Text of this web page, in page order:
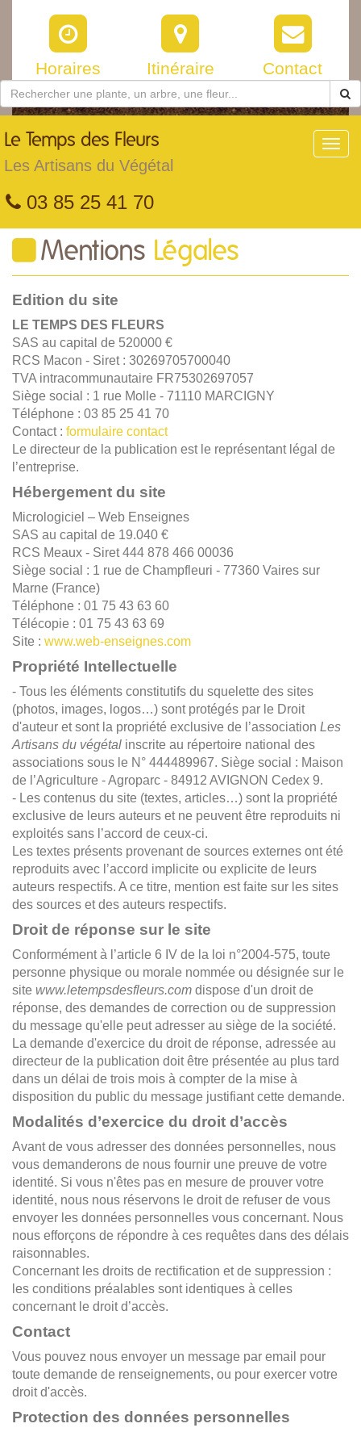
Horaires Itinéraire Contact
Le Temps des Fleurs
Les Artisans du Végétal
03 85 25 41 70
Mentions Légales
Edition du site
LE TEMPS DES FLEURS
SAS au capital de 520000 €
RCS Macon - Siret : 30269705700040
TVA intracommunautaire FR75302697057
Siège social : 1 rue Molle - 71110 MARCIGNY
Téléphone : 03 85 25 41 70
Contact : formulaire contact
Le directeur de la publication est le représentant légal de
l’entreprise.
Hébergement du site
Micrologiciel – Web Enseignes
SAS au capital de 19.040 €
RCS Meaux - Siret 444 878 466 00036
Siège social : 1 rue de Champfleuri - 77360 Vaires sur
Marne (France)
Téléphone : 01 75 43 63 60
Télécopie : 01 75 43 63 69
Site : www.web-enseignes.com
Propriété Intellectuelle
- Tous les éléments constitutifs du squelette des sites
(photos, images, logos…) sont protégés par le Droit
d'auteur et sont la propriété exclusive de l’association Les
Artisans du végétal inscrite au répertoire national des
associations sous le N° 444489967. Siège social : Maison
de l’Agriculture - Agroparc - 84912 AVIGNON Cedex 9.
- Les contenus du site (textes, articles…) sont la propriété
exclusive de leurs auteurs et ne peuvent être reproduits ni
exploités sans l’accord de ceux-ci.
Les textes présents provenant de sources externes ont été
reproduits avec l’accord implicite ou explicite de leurs
auteurs respectifs. A ce titre, mention est faite sur les sites
des sources et des auteurs respectifs.
Droit de réponse sur le site
Conformément à l’article 6 IV de la loi n°2004-575, toute
personne physique ou morale nommée ou désignée sur le
site www.letempsdesfleurs.com dispose d'un droit de
réponse, des demandes de correction ou de suppression
du message qu'elle peut adresser au siège de la société.
La demande d'exercice du droit de réponse, adressée au
directeur de la publication doit être présentée au plus tard
dans un délai de trois mois à compter de la mise à
disposition du public du message justifiant cette demande.
Modalités d’exercice du droit d’accès
Avant de vous adresser des données personnelles, nous
vous demanderons de nous fournir une preuve de votre
identité. Si vous n'êtes pas en mesure de prouver votre
identité, nous nous réservons le droit de refuser de vous
envoyer les données personnelles vous concernant. Nous
nous efforçons de répondre à ces requêtes dans des délais
raisonnables.
Concernant les droits de rectification et de suppression :
les conditions préalables sont identiques à celles
concernant le droit d’accès.
Contact
Vous pouvez nous envoyer un message par email pour
toute demande de renseignements, ou pour exercer votre
droit d'accès.
Protection des données personnelles